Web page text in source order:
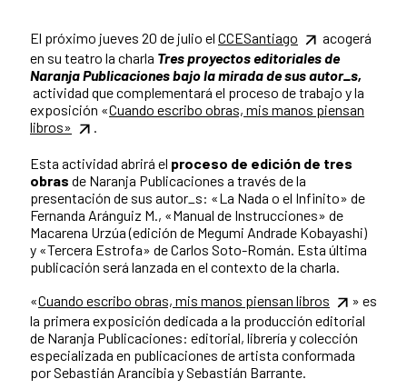
El próximo jueves 20 de julio el CCESantiago
acogerá
en su teatro la charla Tres proyectos editoriales de
Naranja Publicaciones bajo la mirada de sus autor_s,
actividad que complementará el proceso de trabajo y la
exposición «Cuando escribo obras, mis manos piensan
libros»
.
Esta actividad abrirá el proceso de edición de tres
obras de Naranja Publicaciones a través de la
presentación de sus autor_s: «La Nada o el Infinito» de
Fernanda Aránguiz M., «Manual de Instrucciones» de
Macarena Urzúa (edición de Megumi Andrade Kobayashi)
y «Tercera Estrofa» de Carlos Soto-Román. Esta última
publicación será lanzada en el contexto de la charla.
«Cuando escribo obras, mis manos piensan libros
» es
la primera exposición dedicada a la producción editorial
de Naranja Publicaciones: editorial, librería y colección
especializada en publicaciones de artista conformada
por Sebastián Arancibia y Sebastián Barrante.